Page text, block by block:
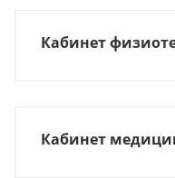
Кабинет
Кабинет